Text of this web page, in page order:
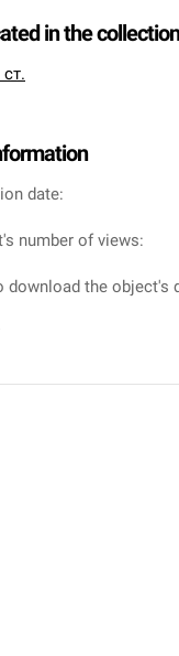
in the
date:
number of views:
download the object's